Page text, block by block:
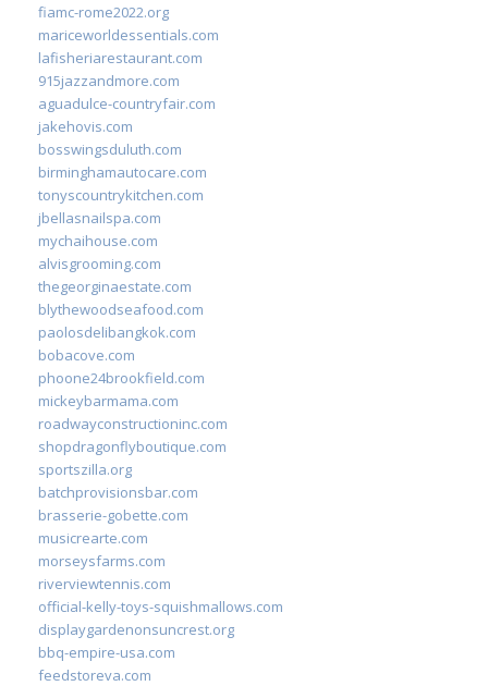
fiamc-rome2022.org
mariceworldessentials.com
lafisheriarestaurant.com
915jazzandmore.com
aguadulce-countryfair.com
jakehovis.com
bosswingsduluth.com
birminghamautocare.com
tonyscountrykitchen.com
jbellasnailspa.com
mychaihouse.com
alvisgrooming.com
thegeorginaestate.com
blythewoodseafood.com
paolosdelibangkok.com
bobacove.com
phoone24brookfield.com
mickeybarmama.com
roadwayconstructioninc.com
shopdragonflyboutique.com
sportszilla.org
batchprovisionsbar.com
brasserie-gobette.com
musicrearte.com
morseysfarms.com
riverviewtennis.com
official-kelly-toys-squishmallows.com
displaygardenonsuncrest.org
bbq-empire-usa.com
feedstoreva.com